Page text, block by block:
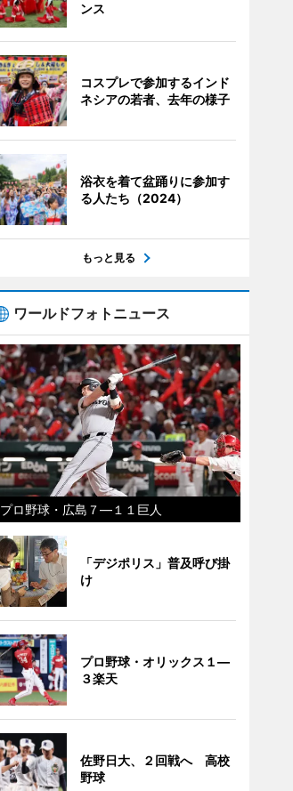
ンス
コスプレで参加するインド
ネシアの若者、去年の様子
浴衣を着て盆踊りに参加す
る人たち（2024）
もっと見る
ワールドフォトニュース
プロ野球・広島７―１１巨人
「デジポリス」普及呼び掛
け
プロ野球・オリックス１―
３楽天
佐野日大、２回戦へ 高校
野球